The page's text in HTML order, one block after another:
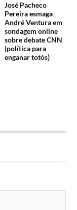
José Pacheco
Pereira esmaga
André Ventura em
sondagem online
sobre debate CNN
(política para
enganar totós)